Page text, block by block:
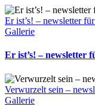
Er ist’s! – newsletter
Gallerie
Er ist’s! – newsletter
Verwurzelt sein –
Gallerie